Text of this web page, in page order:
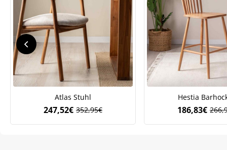
Atlas Stuhl
352,95€
Ursprünglicher
Preis
247,52€Aktueller
Preis
Hestia
Preis
186,83€
Preis